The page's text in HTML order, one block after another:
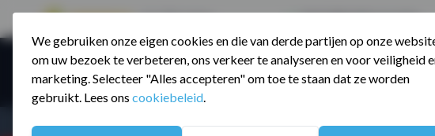
We gebruiken onze eigen cookies en die van derde partijen op onze
om uw bezoek te verbeteren, ons verkeer te analyseren en voor veiligheid
marketing. Selecteer "Alles accepteren" om toe te staan dat ze worden
gebruikt. Lees ons cookiebeleid.
Ga naar de inhoud
Producten zoeken...
Assortiment Sporten